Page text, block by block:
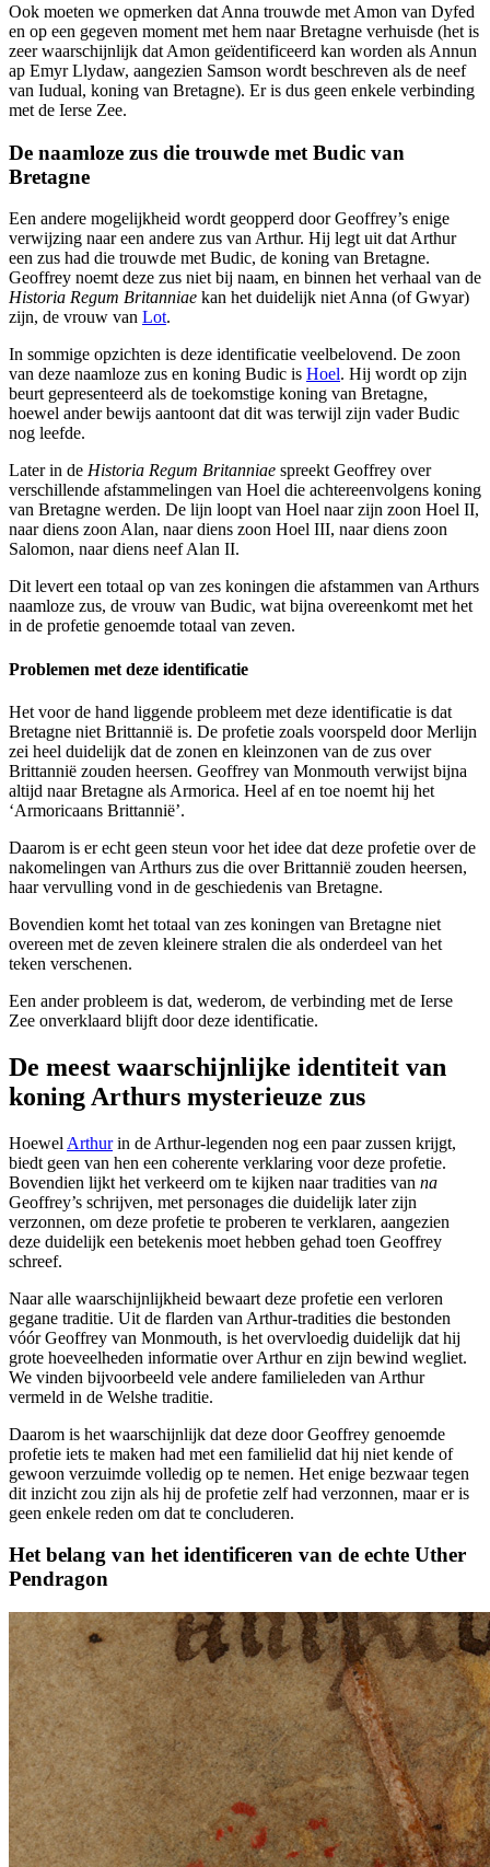
Ook moeten we opmerken dat Anna trouwde met Amon van Dyfed
en op een gegeven moment met hem naar Bretagne verhuisde (het is
zeer waarschijnlijk dat Amon geïdentificeerd kan worden als Annun
ap Emyr Llydaw, aangezien Samson wordt beschreven als de neef
van Iudual, koning van Bretagne). Er is dus geen enkele verbinding
met de Ierse Zee.
De naamloze zus die trouwde met Budic van
Bretagne
Een andere mogelijkheid wordt geopperd door Geoffrey’s enige
verwijzing naar een andere zus van Arthur. Hij legt uit dat Arthur
een zus had die trouwde met Budic, de koning van Bretagne.
Geoffrey noemt deze zus niet bij naam, en binnen het verhaal van de
Historia Regum Britanniae kan het duidelijk niet Anna (of Gwyar)
zijn, de vrouw van Lot.
In sommige opzichten is deze identificatie veelbelovend. De zoon
van deze naamloze zus en koning Budic is Hoel. Hij wordt op zijn
beurt gepresenteerd als de toekomstige koning van Bretagne,
hoewel ander bewijs aantoont dat dit was terwijl zijn vader Budic
nog leefde.
Later in de Historia Regum Britanniae spreekt Geoffrey over
verschillende afstammelingen van Hoel die achtereenvolgens koning
van Bretagne werden. De lijn loopt van Hoel naar zijn zoon Hoel II,
naar diens zoon Alan, naar diens zoon Hoel III, naar diens zoon
Salomon, naar diens neef Alan II.
Dit levert een totaal op van zes koningen die afstammen van Arthurs
naamloze zus, de vrouw van Budic, wat bijna overeenkomt met het
in de profetie genoemde totaal van zeven.
Problemen met deze identificatie
Het voor de hand liggende probleem met deze identificatie is dat
Bretagne niet Brittannië is. De profetie zoals voorspeld door Merlijn
zei heel duidelijk dat de zonen en kleinzonen van de zus over
Brittannië zouden heersen. Geoffrey van Monmouth verwijst bijna
altijd naar Bretagne als Armorica. Heel af en toe noemt hij het
‘Armoricaans Brittannië’.
Daarom is er echt geen steun voor het idee dat deze profetie over de
nakomelingen van Arthurs zus die over Brittannië zouden heersen,
haar vervulling vond in de geschiedenis van Bretagne.
Bovendien komt het totaal van zes koningen van Bretagne niet
overeen met de zeven kleinere stralen die als onderdeel van het
teken verschenen.
Een ander probleem is dat, wederom, de verbinding met de Ierse
Zee onverklaard blijft door deze identificatie.
De meest waarschijnlijke identiteit van
koning Arthurs mysterieuze zus
Hoewel Arthurin de Arthur-legenden nog een paar zussen krijgt,
biedt geen van hen een coherente verklaring voor deze profetie.
Bovendien lijkt het verkeerd om te kijken naar tradities van na
Geoffrey’s schrijven, met personages die duidelijk later zijn
verzonnen, om deze profetie te proberen te verklaren, aangezien
deze duidelijk een betekenis moet hebben gehad toen Geoffrey
schreef.
Naar alle waarschijnlijkheid bewaart deze profetie een verloren
gegane traditie. Uit de flarden van Arthur-tradities die bestonden
vóór Geoffrey van Monmouth, is het overvloedig duidelijk dat hij
grote hoeveelheden informatie over Arthur en zijn bewind wegliet.
We vinden bijvoorbeeld vele andere familieleden van Arthur
vermeld in de Welshe traditie.
Daarom is het waarschijnlijk dat deze door Geoffrey genoemde
profetie iets te maken had met een familielid dat hij niet kende of
gewoon verzuimde volledig op te nemen. Het enige bezwaar tegen
dit inzicht zou zijn als hij de profetie zelf had verzonnen, maar er is
geen enkele reden om dat te concluderen.
Het belang van het identificeren van de echte Uther
Pendragon